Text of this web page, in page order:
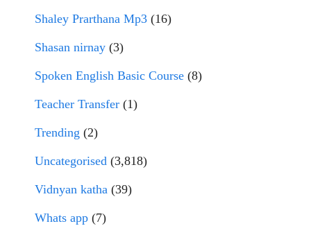
Shaley Prarthana Mp3 (16)
Shasan nirnay (3)
Spoken English Basic Course (8)
Teacher Transfer (1)
Trending (2)
Uncategorised (3,818)
Vidnyan katha (39)
Whats app (7)